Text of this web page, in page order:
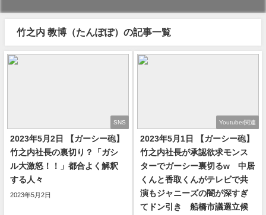
竹之内 教博（たんぽぽ）の記事一覧
SNS
2023年5月2日 【ガーシー砲】
竹之内社長の裏切り？「ガシ
ル大激怒！！」都合よく解釈
する人々
2023年5月2日
Youtuber関連
2023年5月1日 【ガーシー砲】
竹之内社長が承認欲求モンス
ターでガーシー裏切るw 中居
くんと香取くんがテレビで共
演もジャニーズの闇が深すぎ
てドン引き 船橋市議選立候